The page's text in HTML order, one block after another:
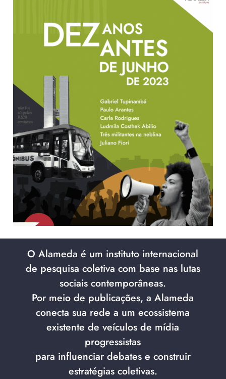
O Alameda é um instituto internacional
de pesquisa coletiva com base nas lutas
sociais contemporâneas.
Por meio de publicações, a Alameda
conecta sua rede a um ecossistema
existente de veículos de mídia
progressistas
para influenciar debates e construir
estratégias coletivas.